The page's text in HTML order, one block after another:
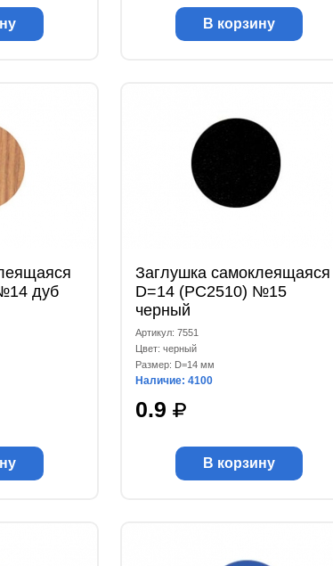
В корзину
дуб
Заглушка самоклеящаяся
D=14 (РС2510) №15
черный
Артикул: 7551
Цвет: черный
Размер: D=14 мм
Наличие: 4100
0.9
В корзину